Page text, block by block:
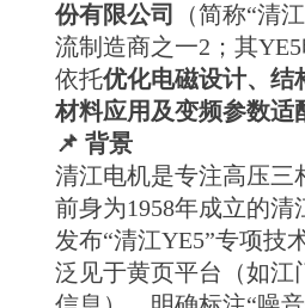
份有限公司
（简称“清
流制造商之一2；其
依托优化电磁设计、结
材料应用及变频参数适
📌 背景
清江电机是专注高压三
前身为1958年成立的
发布“清江YE5”专项技
泛见于黄页平台（如江